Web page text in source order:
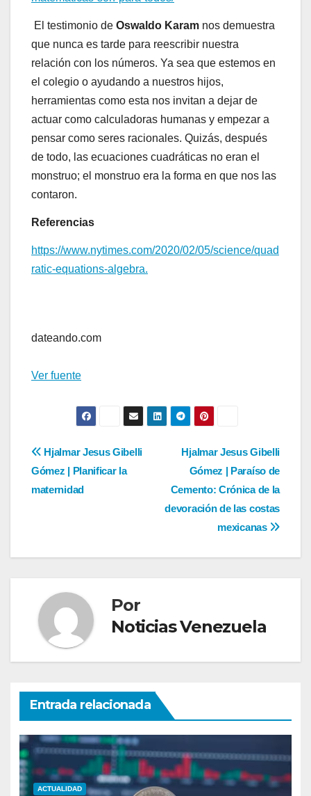
El testimonio de Oswaldo Karam nos demuestra
que nunca es tarde para reescribir nuestra
relación con los números. Ya sea que estemos en
el colegio o ayudando a nuestros hijos,
herramientas como esta nos invitan a dejar de
actuar como calculadoras humanas y empezar a
pensar como seres racionales. Quizás, después
de todo, las ecuaciones cuadráticas no eran el
monstruo; el monstruo era la forma en que nos las
contaron.
Referencias
https://www.nytimes.com/2020/02/05/science/quad
ratic-equations-algebra.
de
entradas
dateando.com
Ver fuente
Navegación
de
Hjalmar Jesus Gibelli
Gómez | Paraíso de
Cemento: Crónica de la
devoración de las costas
mexicanas
Hjalmar Jesus Gibelli
Gómez | Planificar la
maternidad
Por
Noticias Venezuela
Entrada relacionada
ACTUALIDAD